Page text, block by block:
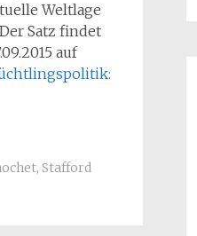
Weltlage
Satz findet
auf
, Stafford